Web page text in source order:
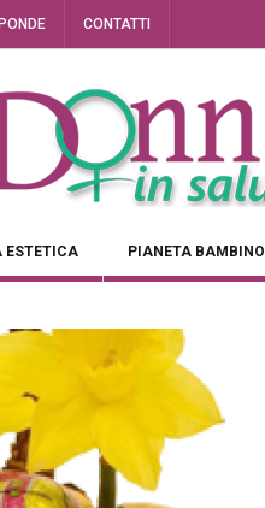
CONTATTI
ESTETICA PIANETA BAMBINO